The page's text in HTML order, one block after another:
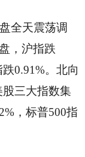
全天震荡调
，沪指跌
0.91%。北向
三大指数集
，标普500指